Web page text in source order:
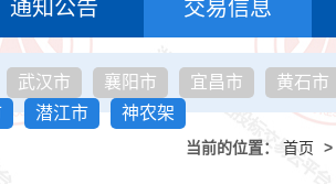
通知公告 交易信息
武汉市 襄阳市 宜昌市
黄石市
潜江市 神农架
当前的位置： 首页 >